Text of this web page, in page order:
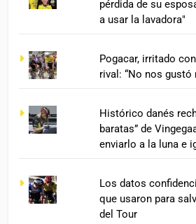
pérdida de su
a usar la lavadora"
Pogacar, irritado
rival: “No nos gustó
Histórico danés
baratas” de
enviarlo a la luna e
Los datos
que usaron para
del Tour